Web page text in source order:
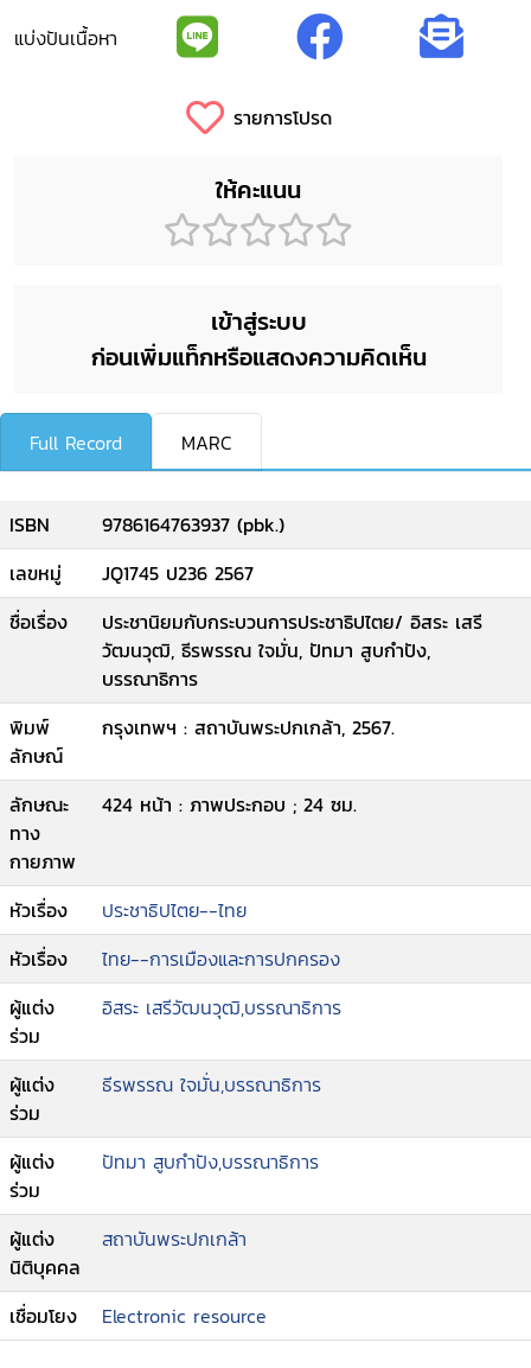
แบ่งปันเนื้อหา
รายการโปรด
ให้คะแนน
เข้าสู่ระบบ
ก่อนเพิ่มแท็กหรือแสดงความคิดเห็น
Full Record MARC
ISBN
9786164763937 (pbk.)
เลขหมู่
JQ1745 ป236 2567
ชื่อเรื่อง
ประชานิยมกับกระบวนการประชาธิปไตย/ อิสระ เสรี
วัฒนวุฒิ, ธีรพรรณ ใจมั่น, ปัทมา สูบกำปัง,
บรรณาธิการ
พิมพ์
ลักษณ์
กรุงเทพฯ : สถาบันพระปกเกล้า, 2567.
ลักษณะ
ทาง
กายภาพ
424 หน้า : ภาพประกอบ ; 24 ซม.
หัวเรื่อง
ประชาธิปไตย--ไทย
หัวเรื่อง
ไทย--การเมืองและการปกครอง
ผู้แต่ง
ร่วม
อิสระ เสรีวัฒนวุฒิ,บรรณาธิการ
ผู้แต่ง
ร่วม
ธีรพรรณ ใจมั่น,บรรณาธิการ
ผู้แต่ง
ร่วม
ปัทมา สูบกำปัง,บรรณาธิการ
ผู้แต่ง
นิติบุคคล
สถาบันพระปกเกล้า
เชื่อมโยง Electronic resource